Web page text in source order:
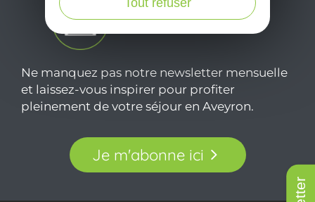
Ne manquez pas notre newsletter mensuelle
et laissez-vous inspirer pour profiter
pleinement de votre séjour en Aveyron.
Je m'abonne ici